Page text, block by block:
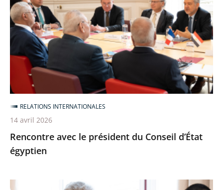
le
président
du
Conseil
d’État
égyptien
Rencontre avec le président du Conseil d’État
égyptien
RELATIONS INTERNATIONALES
14 avril 2026